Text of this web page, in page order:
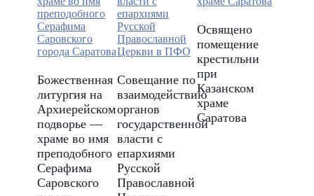
Божественная
литургия на
Архиерейском
подворье —
храме во имя
преподобного
Серафима
Саровского
Совещание по
взаимодействию
органов
государственной
власти с
епархиями
Русской
Православной
Освящено
помещение
крестильни
при
Казанском
храме
Саратова